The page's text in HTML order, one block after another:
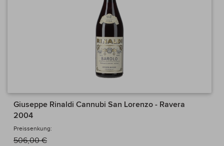
Giuseppe Rinaldi Cannubi San Lorenzo - Ravera
2004
Preissenkung:
506,00 €